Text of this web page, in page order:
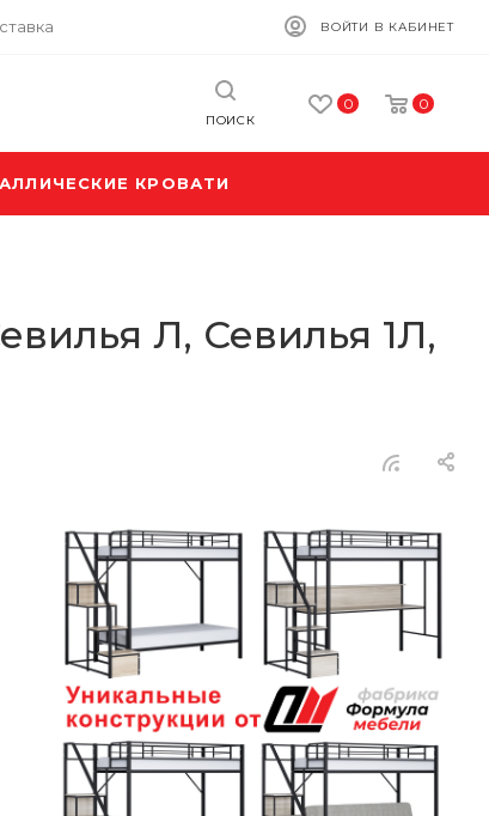
ВОЙТИ В КАБИНЕТ
0 0
ПОИСК
КРОВАТИ
Л, Севилья 1Л,